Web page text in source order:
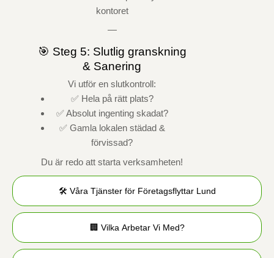
🛠️ Våra Tjänster för Företagsflyttar Lund
🏢 Vilka Arbetar Vi Med?
kontoret
—
🎯 Steg 5: Slutlig granskning
& Sanering
Vi utför en slutkontroll:
✅ Hela på rätt plats?
✅ Absolut ingenting skadat?
✅ Gamla lokalen städad &
förvissad?
Du är redo att starta verksamheten!